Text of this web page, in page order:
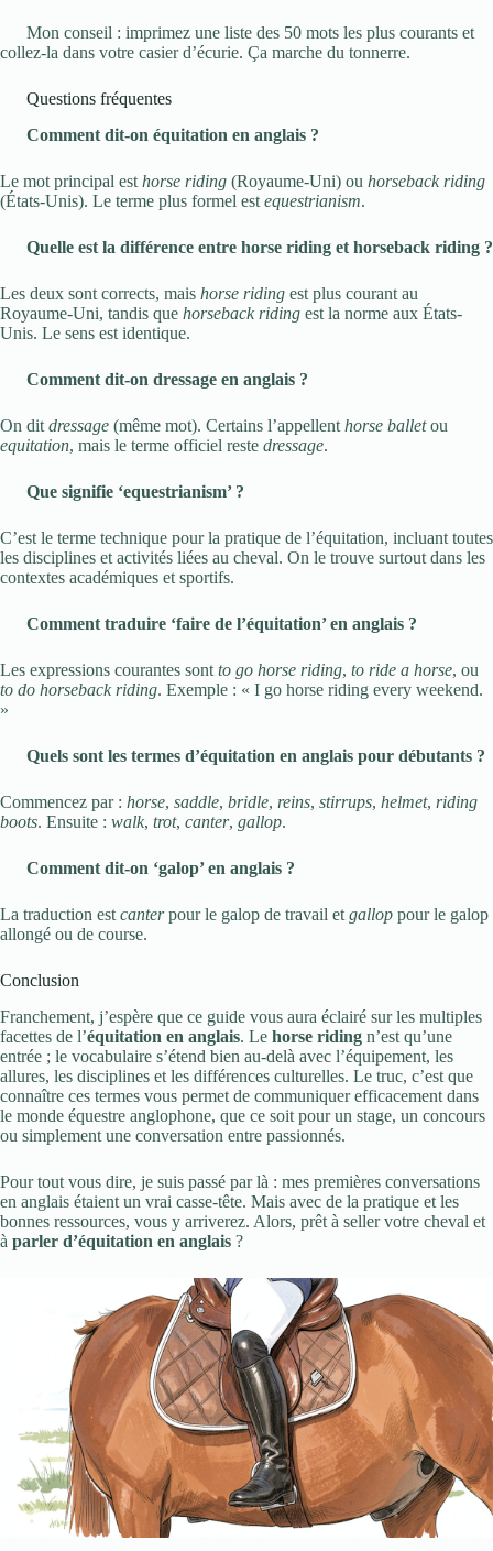
Mon conseil : imprimez une liste des 50 mots les plus courants et
collez-la dans votre casier d’écurie. Ça marche du tonnerre.
Questions fréquentes
Comment dit-on équitation en anglais ?
Le mot principal est horse riding (Royaume-Uni) ou horseback riding
(États-Unis). Le terme plus formel est equestrianism.
Quelle est la différence entre horse riding et horseback riding ?
Les deux sont corrects, mais horse riding est plus courant au
Royaume-Uni, tandis que horseback riding est la norme aux États-
Unis. Le sens est identique.
Comment dit-on dressage en anglais ?
On dit dressage (même mot). Certains l’appellent horse balletou
equitation, mais le terme officiel reste dressage.
Que signifie ‘equestrianism’ ?
C’est le terme technique pour la pratique de l’équitation, incluant toutes
les disciplines et activités liées au cheval. On le trouve surtout dans les
contextes académiques et sportifs.
Comment traduire ‘faire de l’équitation’ en anglais ?
Les expressions courantes sont to go horse riding, to ride a horse, ou
to do horseback riding. Exemple : « I go horse riding every weekend.
»
Quels sont les termes d’équitation en anglais pour débutants ?
Commencez par : horse, saddle, bridle, reins, stirrups, helmet, riding
boots. Ensuite : walk, trot, canter, gallop.
Comment dit-on ‘galop’ en anglais ?
La traduction est canterpour le galop de travail et gallop pour le galop
allongé ou de course.
Conclusion
Franchement, j’espère que ce guide vous aura éclairé sur les multiples
facettes de l’équitation en anglais. Le horse riding n’est qu’une
entrée ; le vocabulaire s’étend bien au-delà avec l’équipement, les
allures, les disciplines et les différences culturelles. Le truc, c’est que
connaître ces termes vous permet de communiquer efficacement dans
le monde équestre anglophone, que ce soit pour un stage, un concours
ou simplement une conversation entre passionnés.
Pour tout vous dire, je suis passé par là : mes premières conversations
en anglais étaient un vrai casse-tête. Mais avec de la pratique et les
bonnes ressources, vous y arriverez. Alors, prêt à seller votre cheval et
à parler d’équitation en anglais ?